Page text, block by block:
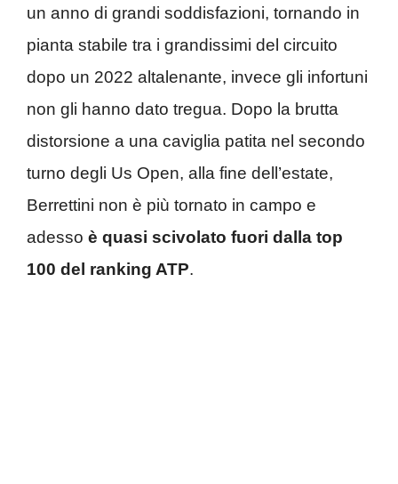
un anno di grandi soddisfazioni, tornando in
pianta stabile tra i grandissimi del circuito
dopo un 2022 altalenante, invece gli infortuni
non gli hanno dato tregua. Dopo la brutta
distorsione a una caviglia patita nel secondo
turno degli Us Open, alla fine dell’estate,
Berrettini non è più tornato in campo e
adesso è quasi scivolato fuori dalla top
100 del ranking ATP.